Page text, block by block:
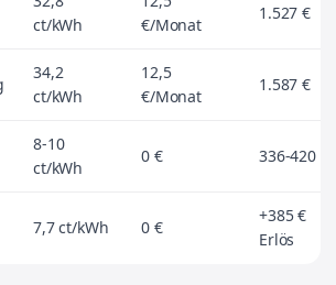
ct/kWh
€/Monat
1.527 €
34,2
ct/kWh
12,5
€/Monat
1.587 €
8-10
ct/kWh
0 € 336-420 €
7,7 ct/kWh 0 €
+385 €
Erlös